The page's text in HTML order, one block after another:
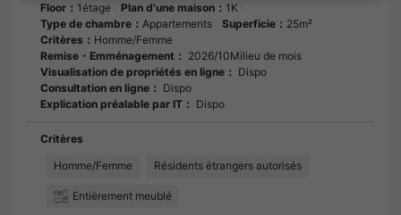
Floor： 1étage Plan d'une maison： 1K
Type de chambre： Appartements Superficie： 25m²
Critères： Homme/Femme
Remise・Emménagement： 2026/10Milieu de mois
Visualisation de propriétés en ligne： Dispo
Consultation en ligne： Dispo
Explication préalable par IT： Dispo
Critères
Homme/Femme
Résidents étrangers autorisés
Entièrement meublé